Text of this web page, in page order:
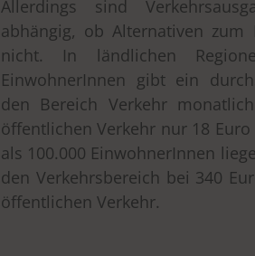
Allerdings sind
abhängig, ob Alternativen
nicht. In ländlichen
EinwohnerInnen gibt ein
den Bereich Verkehr
öffentlichen Verkehr nur 18
als 100.000 EinwohnerInnen
den Verkehrsbereich bei 340
öffentlichen Verkehr.